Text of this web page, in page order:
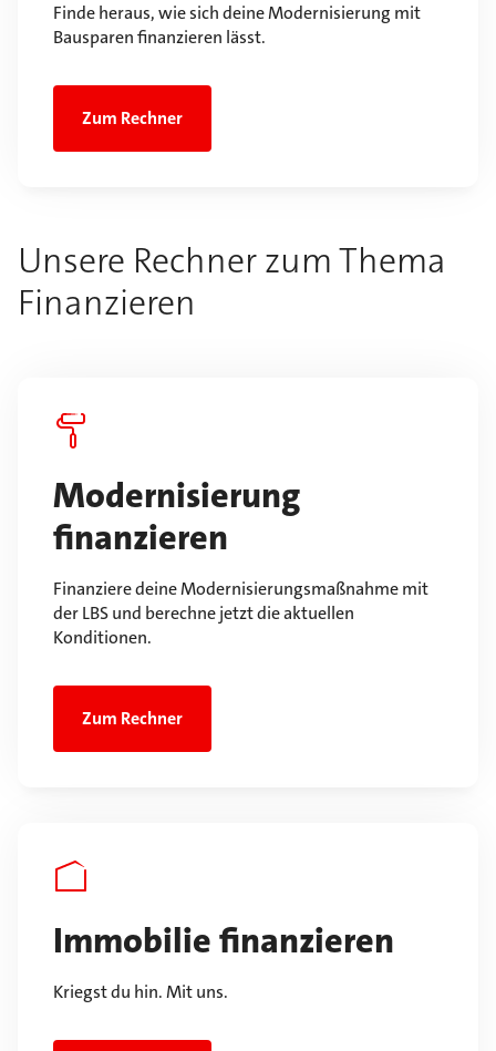
Finde heraus, wie sich deine Modernisierung mit
Bausparen finanzieren lässt.
Zum Rechner
Unsere Rechner zum Thema
Finanzieren
Modernisierung
finanzieren
Finanziere deine Modernisierungsmaßnahme mit
der LBS und berechne jetzt die aktuellen
Konditionen.
Zum Rechner
Immobilie finanzieren
Kriegst du hin. Mit uns.